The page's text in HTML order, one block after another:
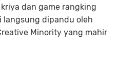
dan game rangking
langsung dipandu oleh
Minority yang mahir